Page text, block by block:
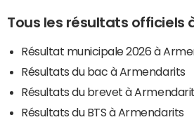
Tous les résultats officiels
Résultat municipale 2026 à
Résultats du bac à Armendarits
Résultats du brevet à
Résultats du BTS à Armendarits